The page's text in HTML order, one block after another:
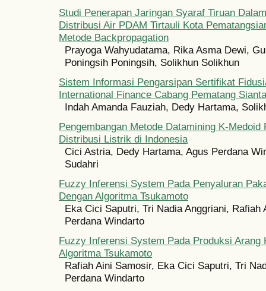
Studi Penerapan Jaringan Syaraf Tiruan
Distribusi Air PDAM Tirtauli Kota
Metode Backpropagation
Prayoga Wahyudatama, Rika Asma Dewi,
Poningsih Poningsih, Solikhun Solikhun
Sistem Informasi Pengarsipan Sertifikat
International Finance Cabang Pematang
Indah Amanda Fauziah, Dedy Hartama,
Pengembangan Metode Datamining K-Medoid
Distribusi Listrik di Indonesia
Cici Astria, Dedy Hartama, Agus Perdana
Sudahri
Fuzzy Inferensi System Pada Penyaluran
Dengan Algoritma Tsukamoto
Eka Cici Saputri, Tri Nadia Anggriani, Rafiah
Perdana Windarto
Fuzzy Inferensi System Pada Produksi Arang
Algoritma Tsukamoto
Rafiah Aini Samosir, Eka Cici Saputri, Tri
Perdana Windarto